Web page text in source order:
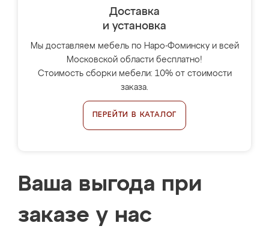
Доставка
и установка
Мы доставляем мебель по Наро-Фоминску и всей
Московской области бесплатно!
Стоимость сборки мебели: 10% от стоимости
заказа.
ПЕРЕЙТИ В КАТАЛОГ
Ваша выгода при
заказе у нас